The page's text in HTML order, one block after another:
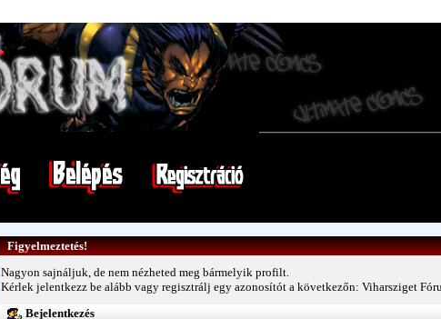
Figyelmeztetés!
Nagyon sajnáljuk, de nem nézheted meg bármelyik profilt.
Kérlek jelentkezz be alább vagy regisztrálj egy azonosítóta következőn: Viharsziget
Bejelentkezés